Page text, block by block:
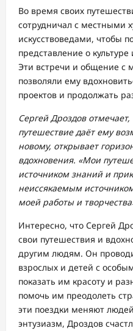
Во время своих
сотрудничал с местными
искусствоведами, чтобы
представление о
Эти встречи и общение
позволяли ему
проектов и продолжать
Сергей Дроздов
путешествие даёт ему
новому, открывает
вдохновения. «Мои
источником знаний и
неиссякаемым
моей работы и
Интересно, что Сергей
свои путешествия и
другим людям. Он
взрослых и детей с
показать им красоту и
помочь им преодолеть
эти поездки меняют
энтузиазм, Дроздов